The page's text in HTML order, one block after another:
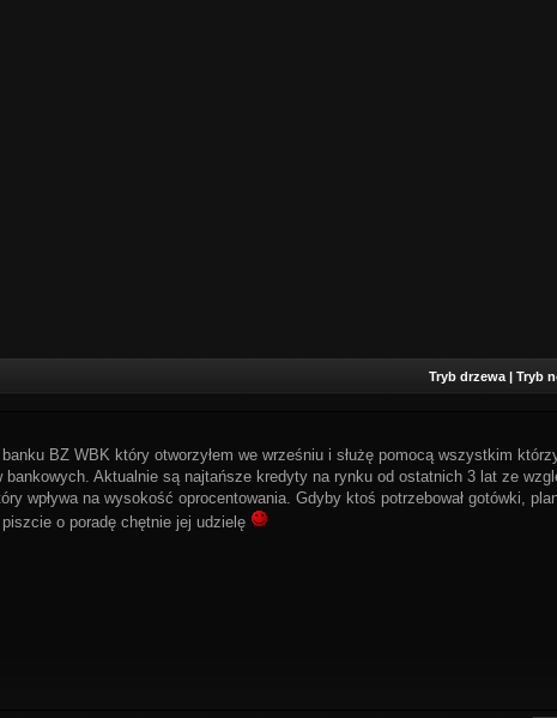
Tryb drzewa | Tryb
BZ WBK który otworzyłem we wrześniu i służę pomocą wszystkim
Aktualnie są najtańsze kredyty na rynku od ostatnich 3 lat ze
wpływa na wysokość oprocentowania. Gdyby ktoś potrzebował gotówki,
o poradę chętnie jej udzielę